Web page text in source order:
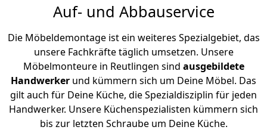
Auf- und Abbauservice
Die Möbeldemontage ist ein weiteres Spezialgebiet, das
unsere Fachkräfte täglich umsetzen. Unsere
Möbelmonteure in Reutlingen sind ausgebildete
Handwerker und kümmern sich um Deine Möbel. Das
gilt auch für Deine Küche, die Spezialdisziplin für jeden
Handwerker. Unsere Küchenspezialisten kümmern sich
bis zur letzten Schraube um Deine Küche.